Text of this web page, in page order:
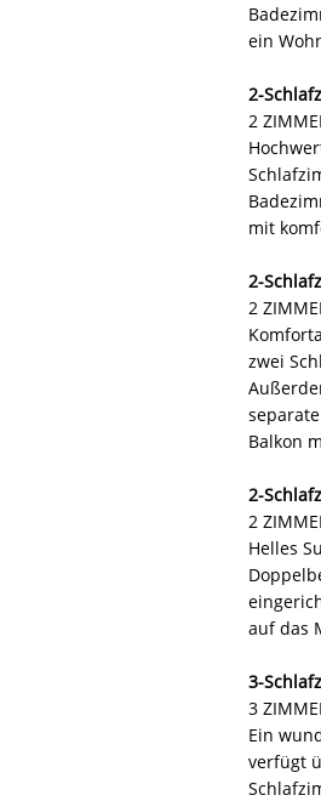
ein
2-
2
mit
2-
2
zwei
Balkon
2-
2
Helles
auf das
3-
3
Ein
verfügt